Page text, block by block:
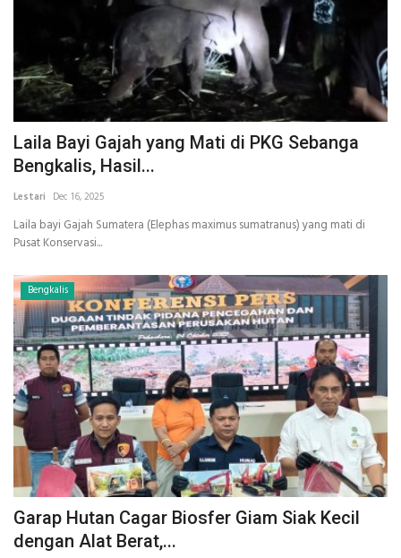
Laila Bayi Gajah yang Mati di PKG Sebanga
Bengkalis, Hasil...
Lestari Dec 16, 2025
Laila bayi Gajah Sumatera (Elephas maximus sumatranus) yang mati di
Pusat Konservasi...
Bengkalis
Garap Hutan Cagar Biosfer Giam Siak Kecil
dengan Alat Berat,...